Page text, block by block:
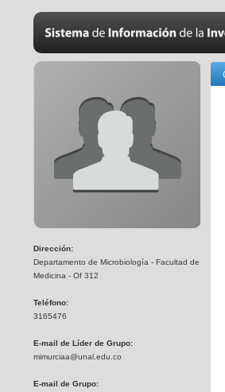
Dirección:
Departamento de Microbiología - Facultad de
Medicina - Of 312
Teléfono:
3165476
E-mail de Líder de Grupo:
mimurciaa@unal.edu.co
E-mail de Grupo: